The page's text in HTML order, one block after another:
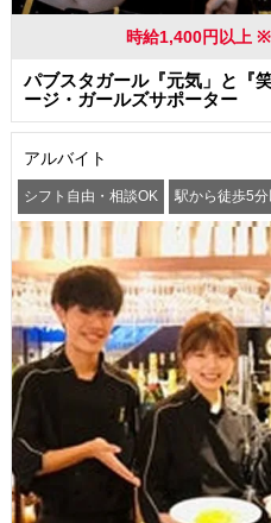
時給1,400円以上
パブスタガール『元気」と『
ージ・ガールズサポーター
アルバイト
シフト自由・相談OK 駅から徒歩5分